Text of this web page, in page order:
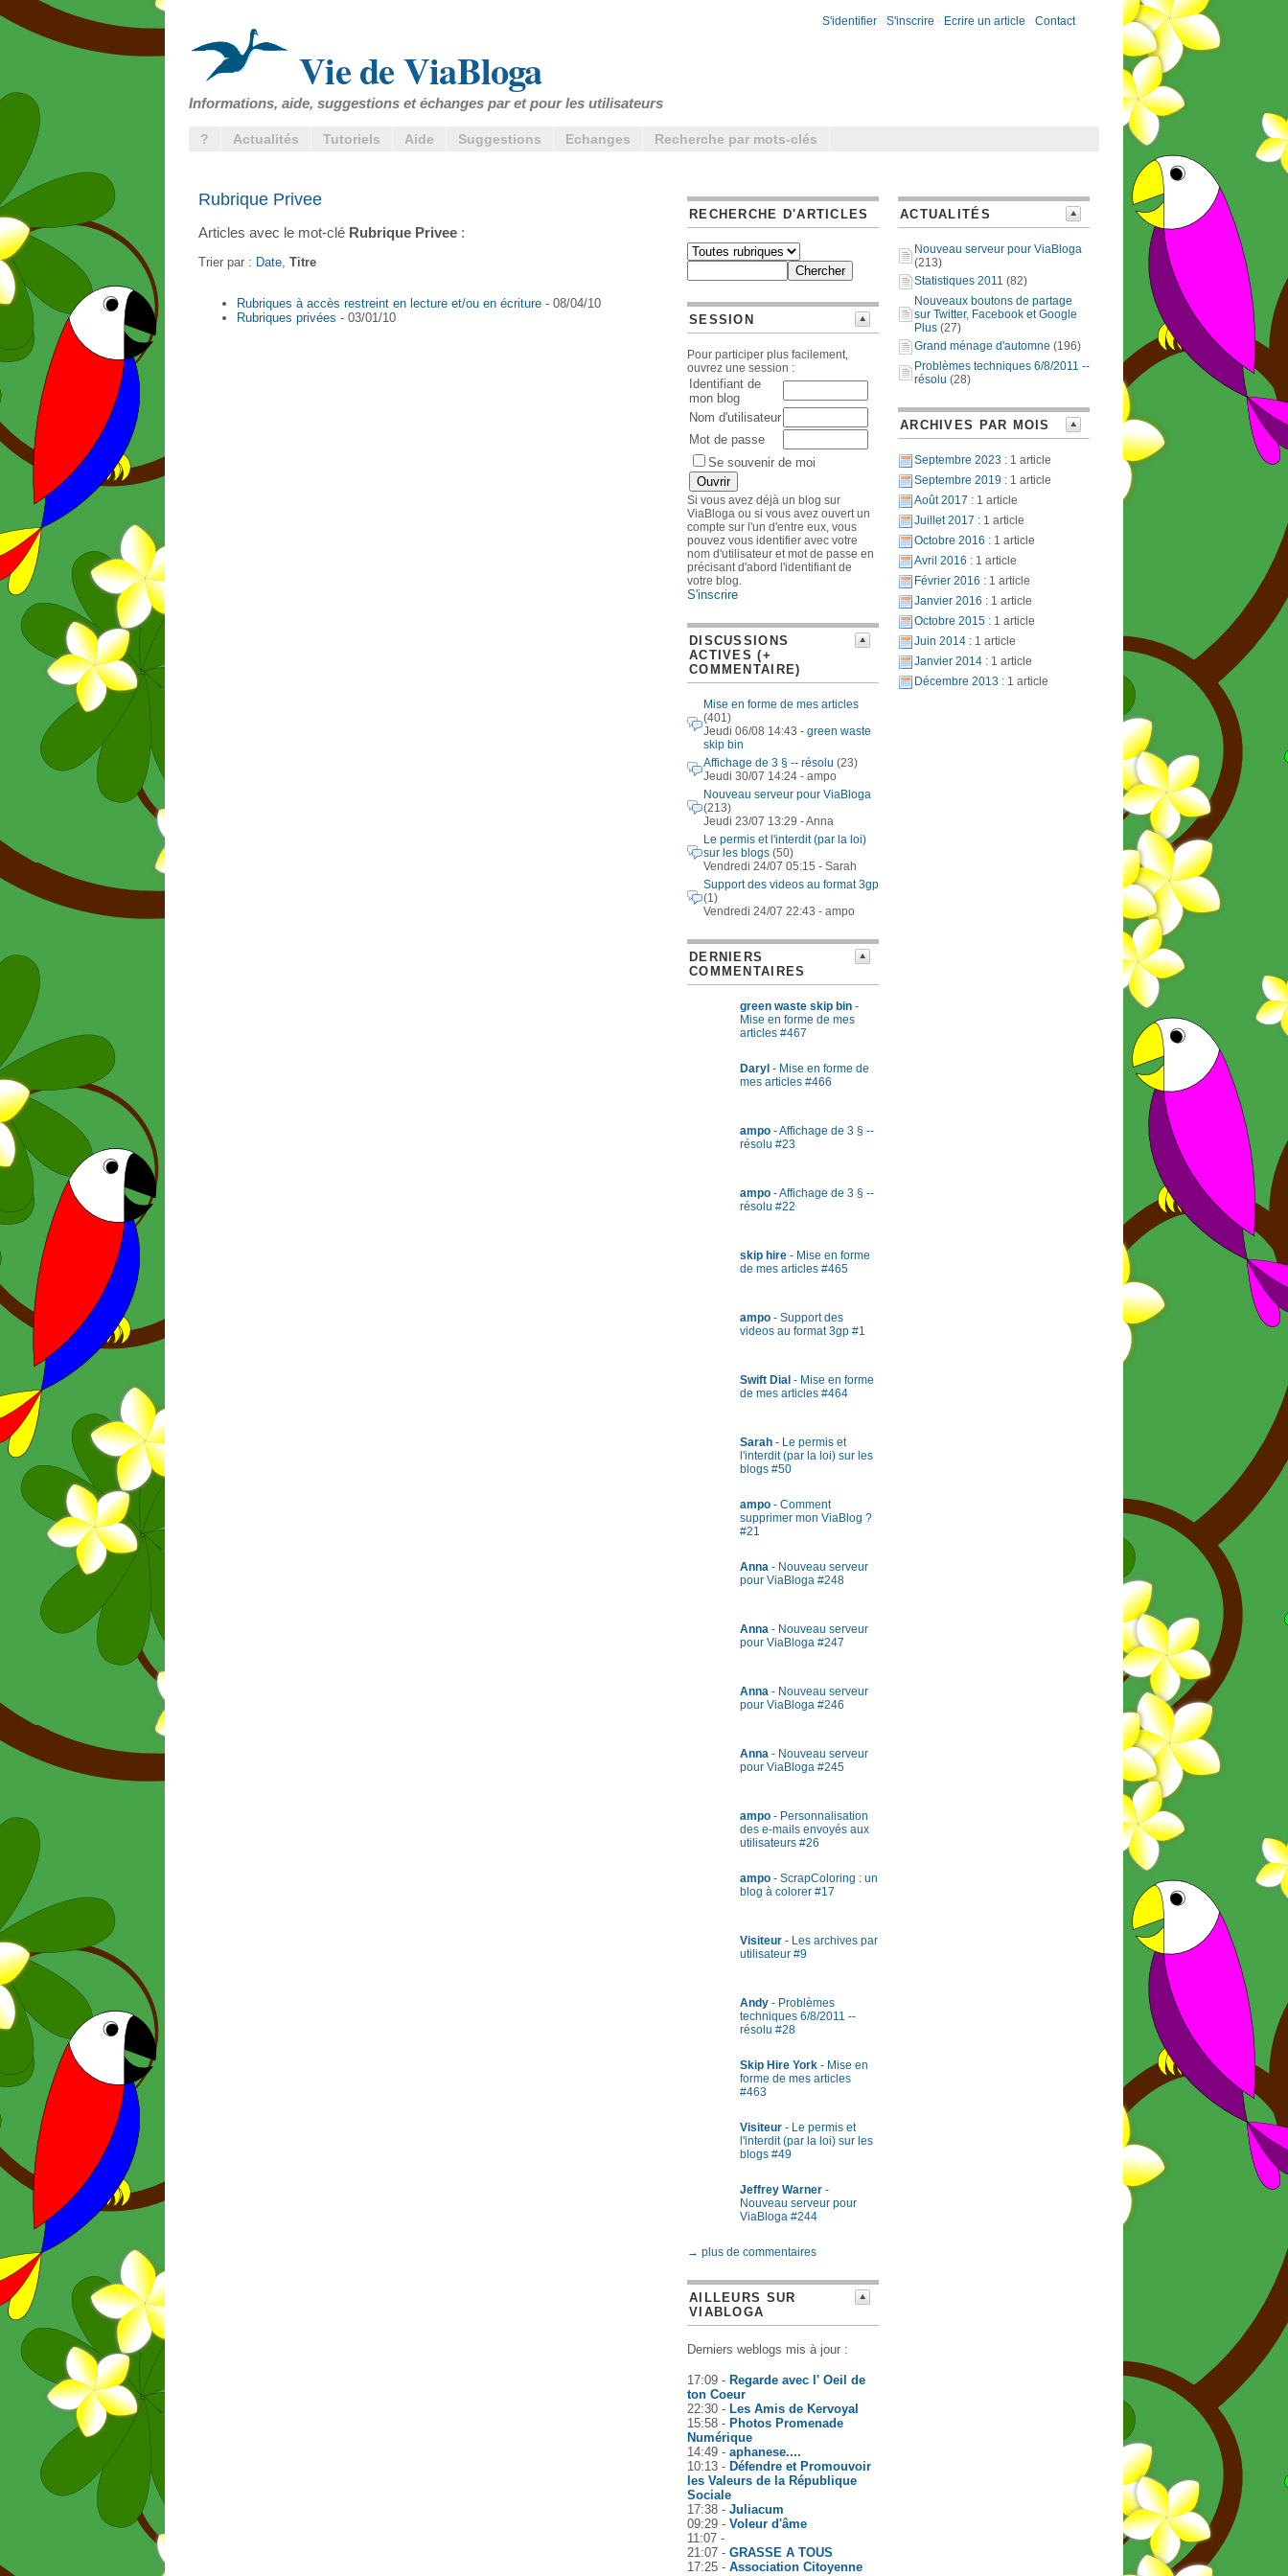
S'identifier - S'inscrire - Ecrire un article - Contact
Vie de ViaBloga
Informations, aide, suggestions et échanges par et pour les utilisateurs
? Actualités Tutoriels Aide Suggestions Echanges Recherche par mots-clés
Rubrique Privee
Articles avec le mot-clé Rubrique Privee :
Trier par : Date Titre
Rubriques à accès restreint en lecture et/ou en écriture - 08/04/10
Rubriques privées - 03/01/10
RECHERCHE D'ARTICLES
SESSION
Pour participer plus facilement,
ouvrez une session :
Identifiant de
mon blog
Nom d'utilisateur
Mot de passe
Se souvenir de moi
Si vous avez déjà un blog sur
ViaBloga ou si vous avez ouvert un
compte sur l'un d'entre eux, vous
pouvez vous identifier avec votre
nom d'utilisateur et mot de passe en
précisant d'abord l'identifiant de
votre blog.
S'inscrire
DISCUSSIONS
ACTIVES (+
COMMENTAIRE)
Mise en forme de mes articles
(401)
Jeudi 06/08 14:43 - green waste
skip bin
Affichage de 3 § -- résolu (23)
Jeudi 30/07 14:24 - ampo
Nouveau serveur pour ViaBloga
(213)
Jeudi 23/07 13:29 - Anna
Le permis et l'interdit (par la loi)
sur les blogs (50)
Vendredi 24/07 05:15 - Sarah
Support des videos au format 3gp
(1)
Vendredi 24/07 22:43 - ampo
DERNIERS
COMMENTAIRES
green waste skip bin -
Mise en forme de mes
articles #467
Daryl - Mise en forme de
mes articles #466
ampo - Affichage de 3 § --
résolu #23
ampo - Affichage de 3 § --
résolu #22
skip hire - Mise en forme
de mes articles #465
ampo - Support des
videos au format 3gp #1
Swift Dial - Mise en forme
de mes articles #464
Sarah - Le permis et
l'interdit (par la loi) sur les
blogs #50
ampo - Comment
supprimer mon ViaBlog ?
#21
Anna - Nouveau serveur
pour ViaBloga #248
Anna - Nouveau serveur
pour ViaBloga #247
Anna - Nouveau serveur
pour ViaBloga #246
Anna - Nouveau serveur
pour ViaBloga #245
ampo - Personnalisation
des e-mails envoyés aux
utilisateurs #26
ampo - ScrapColoring : un
blog à colorer #17
Visiteur - Les archives par
utilisateur #9
Andy - Problèmes
techniques 6/8/2011 --
résolu #28
Skip Hire York - Mise en
forme de mes articles
#463
Visiteur - Le permis et
l'interdit (par la loi) sur les
blogs #49
Jeffrey Warner -
Nouveau serveur pour
ViaBloga #244
→ plus de commentaires
AILLEURS SUR
VIABLOGA
Derniers weblogs mis à jour :
17:09 - Regarde avec l' Oeil de
ton Coeur
22:30 - Les Amis de Kervoyal
15:58 - Photos Promenade
Numérique
14:49 - aphanese....
10:13 - Défendre et Promouvoir
les Valeurs de la République
Sociale
17:38 - Juliacum
09:29 - Voleur d'âme
11:07 -
21:07 - GRASSE A TOUS
17:25 - Association Citoyenne
ACTUALITÉS
Nouveau serveur pour ViaBloga
(213)
Statistiques 2011 (82)
Nouveaux boutons de partage
sur Twitter, Facebook et Google
Plus (27)
Grand ménage d'automne (196)
Problèmes techniques 6/8/2011 --
résolu (28)
ARCHIVES PAR MOIS
Septembre 2023 : 1 article
Septembre 2019 : 1 article
Août 2017 : 1 article
Juillet 2017 : 1 article
Octobre 2016 : 1 article
Avril 2016 : 1 article
Février 2016 : 1 article
Janvier 2016 : 1 article
Octobre 2015 : 1 article
Juin 2014 : 1 article
Janvier 2014 : 1 article
Décembre 2013 : 1 article